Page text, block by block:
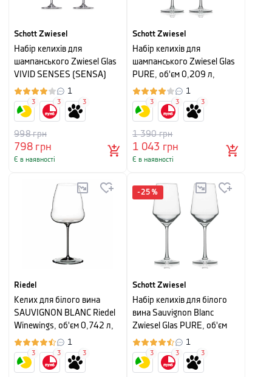
Schott Zwiesel
Набір келихів для
шампанського Zwiesel Glas
VIVID SENSES (SENSA)
Light &amp; Fresh, об'єм
0,388 л, прозорий, 2 шт
1
798грн
998грн
Є в наявності
3 3 3
Schott Zwiesel
Набір келихів для
шампанського Zwiesel Glas
PURE, об'єм 0,209 л,
прозорий, 2 шт1
1 043 грн
1 390грн
Є в наявності
3 3 3
Riedel
Келих для білого вина
SAUVIGNON BLANC Riedel
Winewings, об'єм 0,742 л,
прозорий
1
3 3 3
-25 %
Schott Zwiesel
Набір келихів для білого
вина Sauvignon Blanc
Zwiesel Glas PURE, об'єм
0,408 л, прозорий, 2 шт
1
3 3 3